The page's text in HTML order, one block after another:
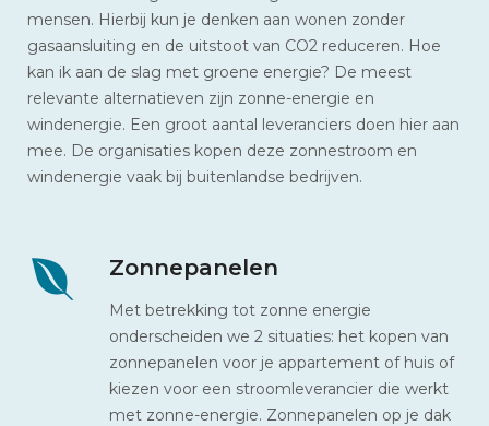
mensen. Hierbij kun je denken aan wonen zonder
gasaansluiting en de uitstoot van CO2 reduceren. Hoe
kan ik aan de slag met groene energie? De meest
relevante alternatieven zijn zonne-energie en
windenergie. Een groot aantal leveranciers doen hier aan
mee. De organisaties kopen deze zonnestroom en
windenergie vaak bij buitenlandse bedrijven.
Zonnepanelen
Met betrekking tot zonne energie
onderscheiden we 2 situaties: het kopen van
zonnepanelen voor je appartement of huis of
kiezen voor een stroomleverancier die werkt
met zonne-energie. Zonnepanelen op je dak